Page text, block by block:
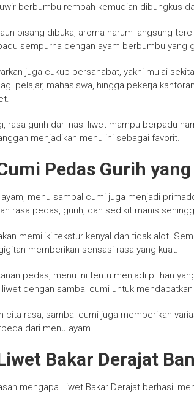
berbumbu rempah kemudian dibungkus
pisang dibuka, aroma harum langsung
sempurna dengan ayam berbumbu yang
juga cukup bersahabat, yakni mulai
pelajar, mahasiswa, hingga pekerja
rasa gurih dari nasi liwet mampu berpadu
menjadikan menu ini sebagai favorit.
Pedas Gurih
menu sambal cumi juga menjadi
rasa pedas, gurih, dan sedikit manis
memiliki tekstur kenyal dan tidak alot.
memberikan sensasi rasa yang kuat.
pedas, menu ini tentu menjadi pilihan
dengan sambal cumi untuk
cita rasa, sambal cumi juga memberikan
dari menu ayam.
Bakar Derajat
mengapa Liwet Bakar Derajat berhasil